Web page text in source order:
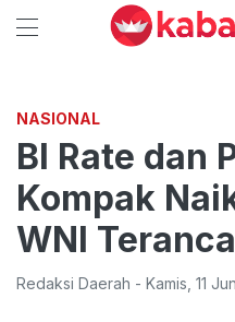
NASIONAL
BI Rate dan
Kompak
WNI
Redaksi Daerah - Kamis 11